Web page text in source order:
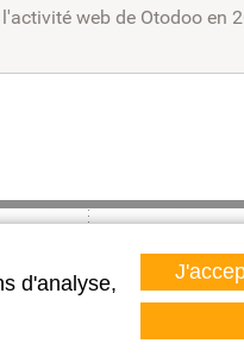
l'activité web de Otodoo en
plan du site
mentions
données
recrutement
d'analyse,